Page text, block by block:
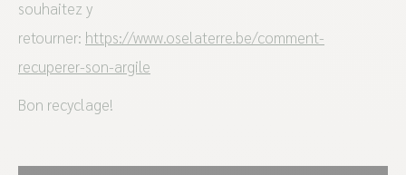
souhaitez y
retourner: https://www.oselaterre.be/comment-
recuperer-son-argile
Bon recyclage!